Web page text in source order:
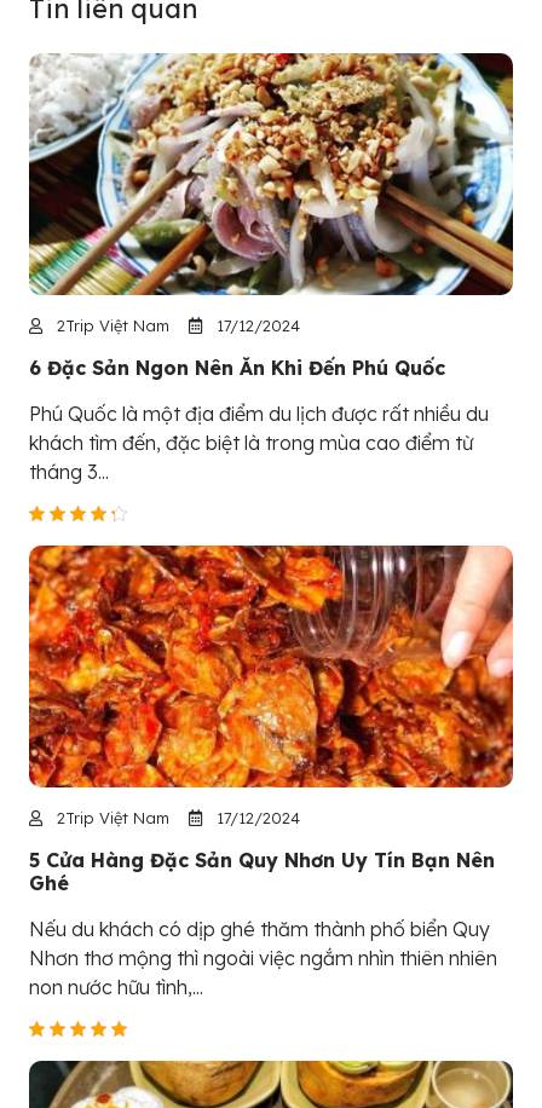
Tin liên quan
2Trip Việt Nam 17/12/2024
6 Đặc Sản Ngon Nên Ăn Khi Đến Phú Quốc
Phú Quốc là một địa điểm du lịch được rất nhiều du
khách tìm đến, đặc biệt là trong mùa cao điểm từ
tháng 3...
2Trip Việt Nam 17/12/2024
5 Cửa Hàng Đặc Sản Quy Nhơn Uy Tín Bạn Nên
Ghé
Nếu du khách có dịp ghé thăm thành phố biển Quy
Nhơn thơ mộng thì ngoài việc ngắm nhìn thiên nhiên
non nước hữu tình,...